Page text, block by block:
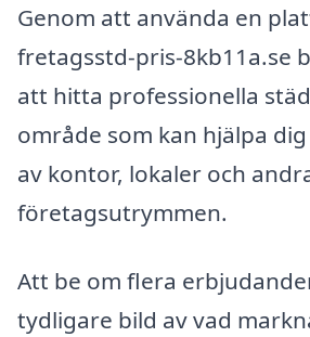
Genom att använda en
fretagsstd-pris-8kb11a.se
att hitta professionella
område som kan hjälpa
av kontor, lokaler och
företagsutrymmen.
Att be om flera
tydligare bild av vad